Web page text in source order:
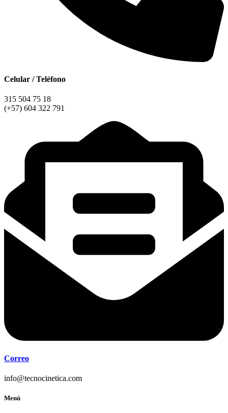
Celular / Teléfono
315 504 75 18
(+57) 604 322 791
Correo
info@tecnocinetica.com
Menú